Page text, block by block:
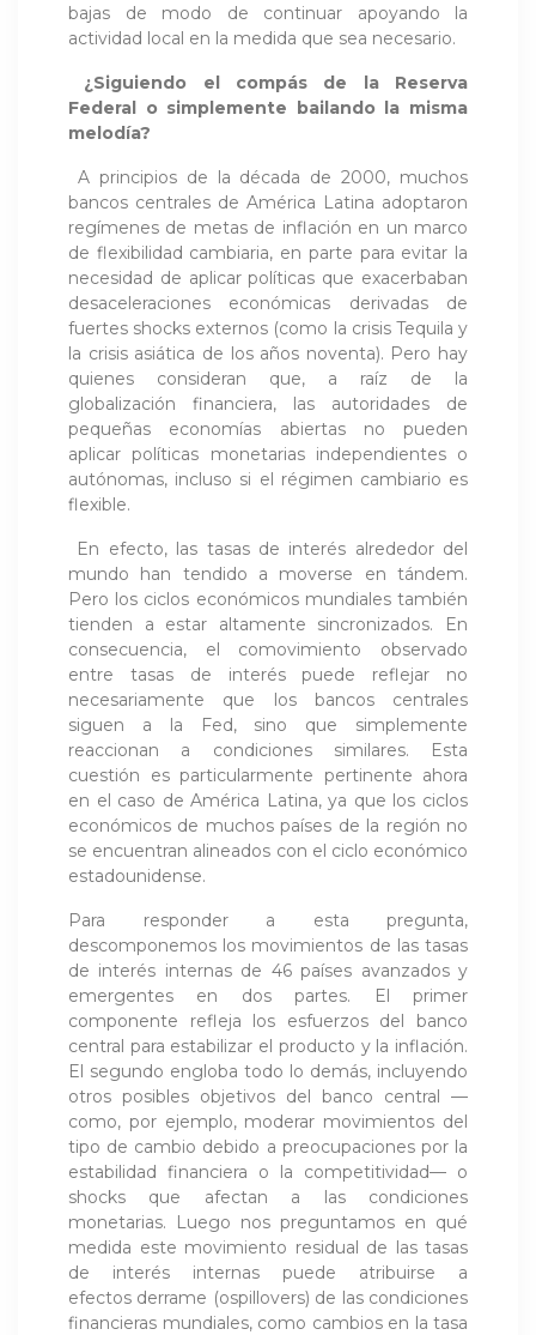
bajas de modo de continuar apoyando la
actividad local en la medida que sea necesario.
¿Siguiendo el compás de la Reserva
Federal o simplemente bailando la misma
melodía?
A principios de la década de 2000, muchos
bancos centrales de América Latina adoptaron
regímenes de metas de inflación en un marco
de flexibilidad cambiaria, en parte para evitar la
necesidad de aplicar políticas que exacerbaban
desaceleraciones económicas derivadas de
fuertes shocks externos (como la crisis Tequila y
la crisis asiática de los años noventa). Pero hay
quienes consideran que, a raíz de la
globalización financiera, las autoridades de
pequeñas economías abiertas no pueden
aplicar políticas monetarias independientes o
autónomas, incluso si el régimen cambiario es
flexible.
En efecto, las tasas de interés alrededor del
mundo han tendido a moverse en tándem.
Pero los ciclos económicos mundiales también
tienden a estar altamente sincronizados. En
consecuencia, el comovimiento observado
entre tasas de interés puede reflejar no
necesariamente que los bancos centrales
siguen a la Fed, sino que simplemente
reaccionan a condiciones similares. Esta
cuestión es particularmente pertinente ahora
en el caso de América Latina, ya que los ciclos
económicos de muchos países de la región no
se encuentran alineados con el ciclo económico
estadounidense.
Para responder a esta pregunta,
descomponemos los movimientos de las tasas
de interés internas de 46 países avanzados y
emergentes en dos partes. El primer
componente refleja los esfuerzos del banco
central para estabilizar el producto y la inflación.
El segundo engloba todo lo demás, incluyendo
otros posibles objetivos del banco central —
como, por ejemplo, moderar movimientos del
tipo de cambio debido a preocupaciones por la
estabilidad financiera o la competitividad— o
shocks que afectan a las condiciones
monetarias. Luego nos preguntamos en qué
medida este movimiento residual de las tasas
de interés internas puede atribuirse a
efectos derrame (ospillovers) de las condiciones
financieras mundiales, como cambios en la tasa